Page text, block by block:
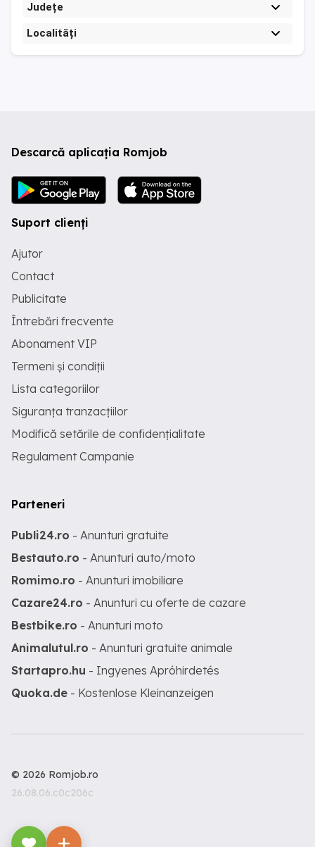
Județe
Localități
Descarcă aplicația Romjob
Suport clienți
Ajutor
Contact
Publicitate
Întrebări frecvente
Abonament VIP
Termeni și condiții
Lista categoriilor
Siguranța tranzacțiilor
Modifică setările de confidențialitate
Regulament Campanie
Parteneri
Publi24.ro - Anunturi gratuite
Bestauto.ro - Anunturi auto/moto
Romimo.ro - Anunturi imobiliare
Cazare24.ro - Anunturi cu oferte de cazare
Bestbike.ro - Anunturi moto
Animalutul.ro - Anunturi gratuite animale
Startapro.hu - Ingyenes Apróhirdetés
Quoka.de - Kostenlose Kleinanzeigen
© 2026 Romjob.ro
26.08.06.c0c206c